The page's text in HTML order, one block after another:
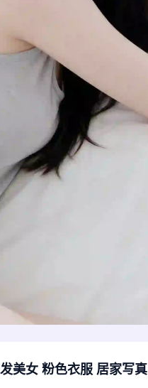
美女 粉色衣服 居家写真